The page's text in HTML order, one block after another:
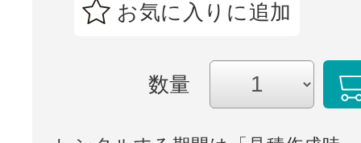
お気に入りに追加
数量